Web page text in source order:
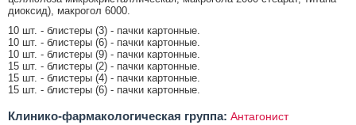
диоксид), макрогол 6000.
10 шт. - блистеры (3) - пачки картонные.
10 шт. - блистеры (6) - пачки картонные.
10 шт. - блистеры (9) - пачки картонные.
15 шт. - блистеры (2) - пачки картонные.
15 шт. - блистеры (4) - пачки картонные.
15 шт. - блистеры (6) - пачки картонные.
Клинико-фармакологическая группа: Антагонист